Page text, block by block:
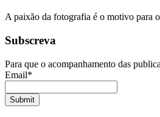
A paixão da fotografia é o motivo para
Subscreva
Para que o acompanhamento das
Email*